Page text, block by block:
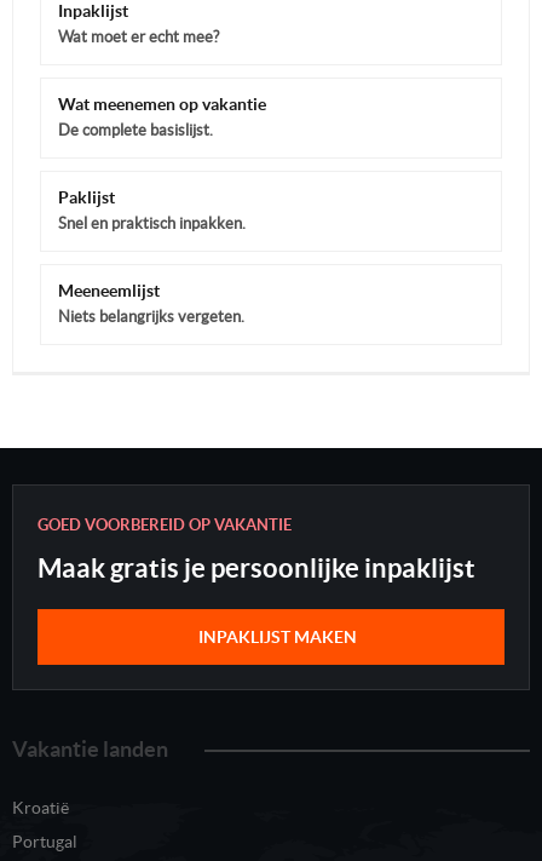
Inpaklijst
Wat moet er echt mee?
Wat meenemen op vakantie
De complete basislijst.
Paklijst
Snel en praktisch inpakken.
Meeneemlijst
Niets belangrijks vergeten.
GOED VOORBEREID OP VAKANTIE
Maak gratis je persoonlijke inpaklijst
INPAKLIJST MAKEN
Vakantie landen
Kroatië
Portugal